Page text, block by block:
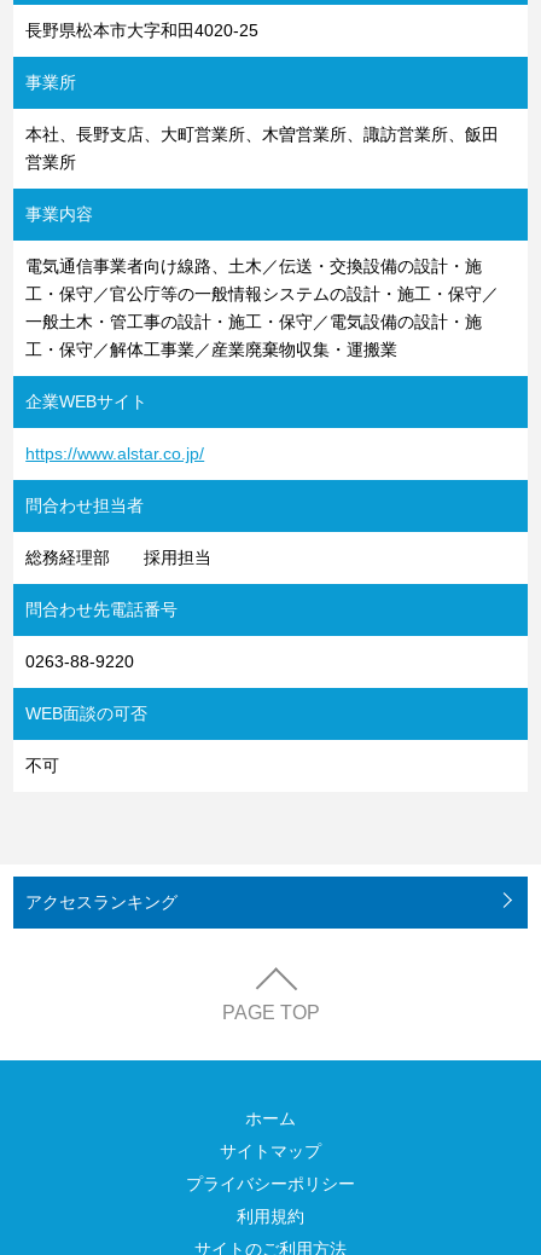
長野県松本市大字和田4020-25
事業所
本社、長野支店、大町営業所、木曽営業所、諏訪営業所、飯田
営業所
事業内容
電気通信事業者向け線路、土木／伝送・交換設備の設計・施
工・保守／官公庁等の一般情報システムの設計・施工・保守／
一般土木・管工事の設計・施工・保守／電気設備の設計・施
工・保守／解体工事業／産業廃棄物収集・運搬業
企業WEBサイト
https://www.alstar.co.jp/
問合わせ担当者
総務経理部 採用担当
問合わせ先電話番号
0263-88-9220
WEB面談の可否
不可
アクセスランキング
PAGE TOP
ホーム
サイトマップ
プライバシーポリシー
利用規約
サイトのご利用方法